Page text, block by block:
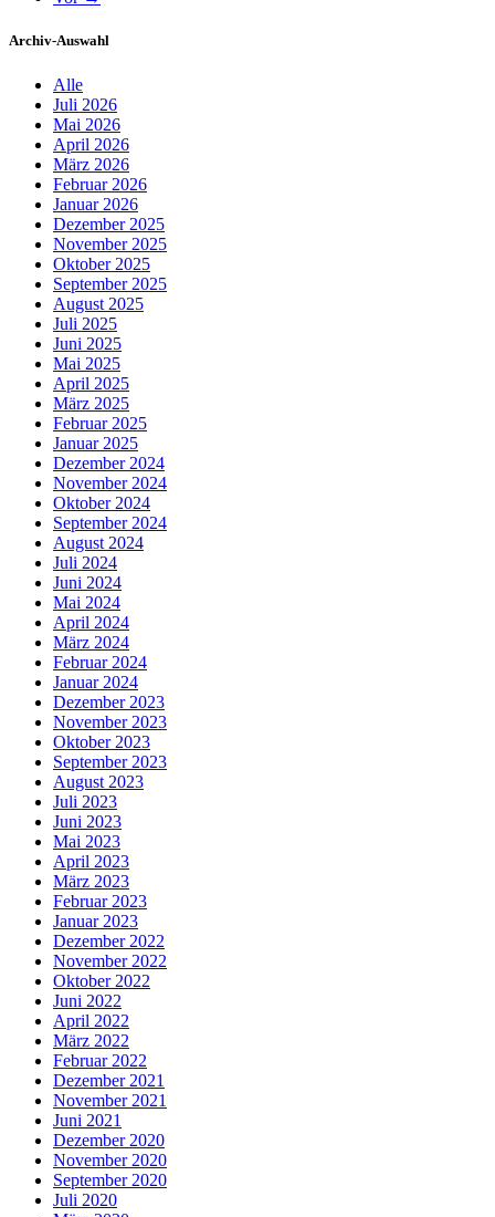
Archiv-Auswahl
Alle
Juli 2026
Mai 2026
April 2026
März 2026
Februar 2026
Januar 2026
Dezember 2025
November 2025
Oktober 2025
September 2025
August 2025
Juli 2025
Juni 2025
Mai 2025
April 2025
März 2025
Februar 2025
Januar 2025
Dezember 2024
November 2024
Oktober 2024
September 2024
August 2024
Juli 2024
Juni 2024
Mai 2024
April 2024
März 2024
Februar 2024
Januar 2024
Dezember 2023
November 2023
Oktober 2023
September 2023
August 2023
Juli 2023
Juni 2023
Mai 2023
April 2023
März 2023
Februar 2023
Januar 2023
Dezember 2022
November 2022
Oktober 2022
Juni 2022
April 2022
März 2022
Februar 2022
Dezember 2021
November 2021
Juni 2021
Dezember 2020
November 2020
September 2020
Juli 2020